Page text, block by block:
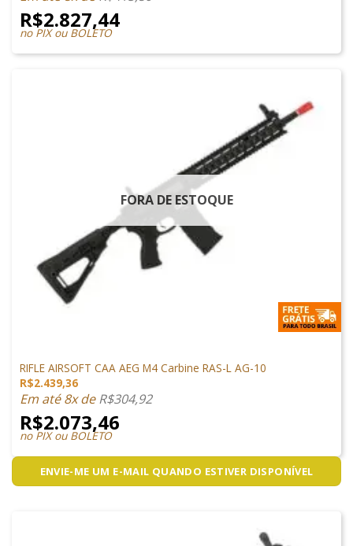
R$2.827,44
no PIX ou BOLETO
FORA DE ESTOQUE
RIFLE AIRSOFT CAA AEG M4 Carbine RAS-L AG-10
R$2.439,36
Em até 8x deR$304,92
R$2.073,46
no PIX ou BOLETO
ENVIE-ME UM E-MAIL QUANDO ESTIVER DISPONÍVEL